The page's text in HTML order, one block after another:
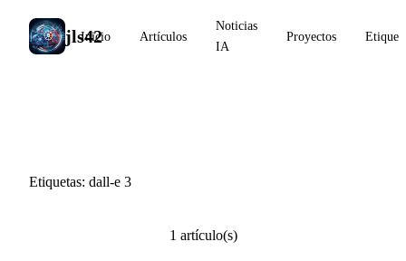
jls42
Inicio Artículos
Noticias
IA
Proyectos
Etiquetas: dall-e 3
1 artículo(s)